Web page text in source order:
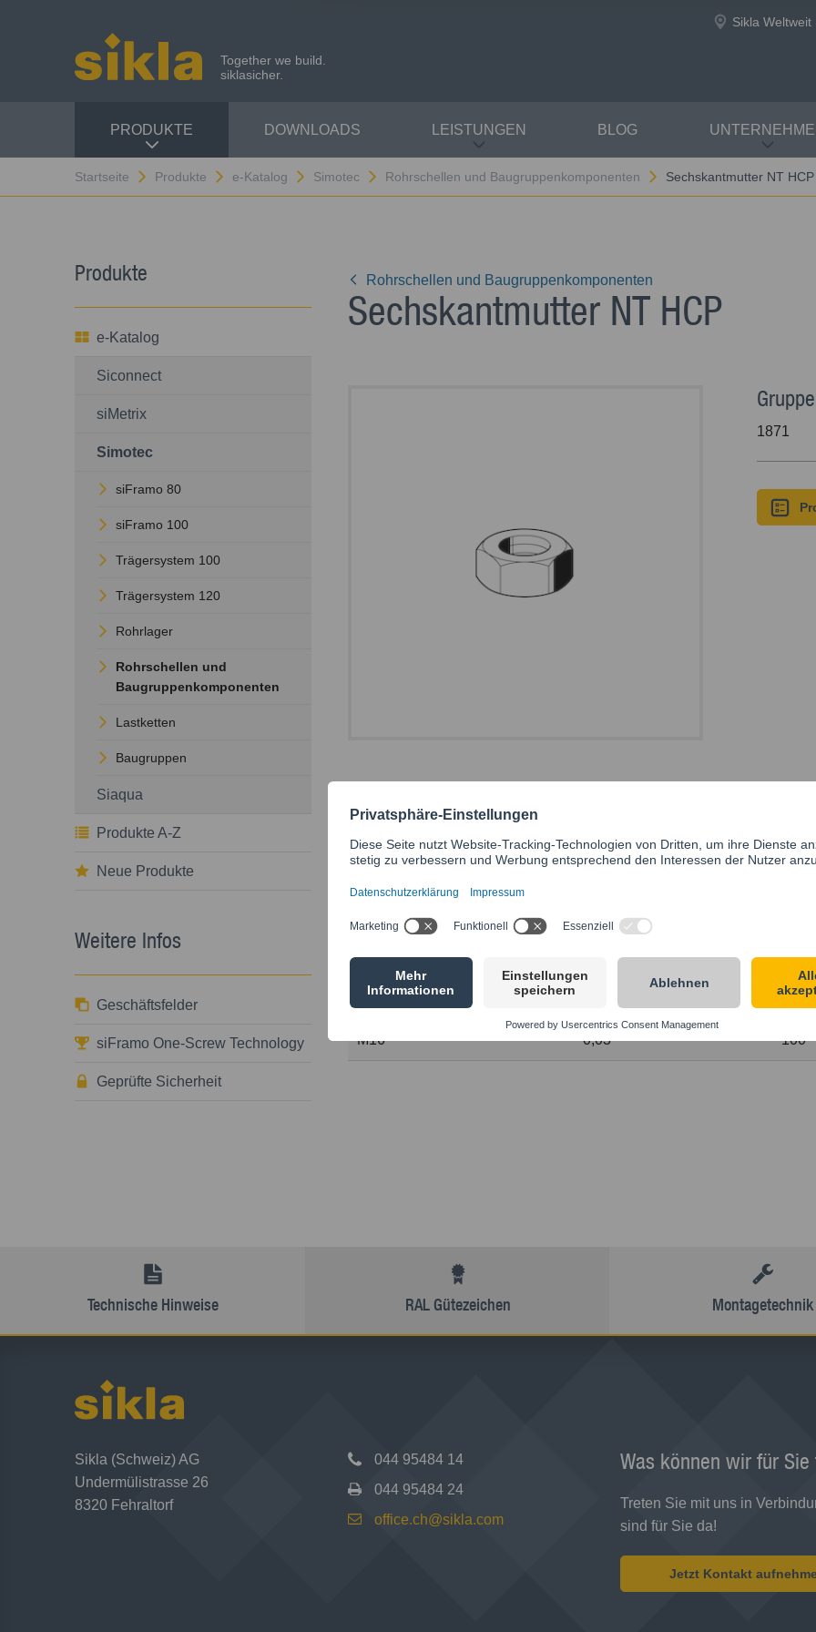
Together we build.
siklasicher.
Sikla Weltweit
PRODUKTE DOWNLOADS LEISTUNGEN BLOG
Startseite Produkte e-Katalog Simotec Rohrschellen und Baugruppenkomponenten Sechskantmutter NT HCP
Produkte
e-Katalog
Siconnect
siMetrix
Simotec
siFramo 80
siFramo 100
Trägersystem 100
Trägersystem 120
Rohrlager
Rohrschellen und
Baugruppenkomponenten
Lastketten
Baugruppen
Siaqua
Produkte A-Z
Neue Produkte
Weitere Infos
Geschäftsfelder
siFramo One-Screw Technology
Geprüfte Sicherheit
Rohrschellen und Baugruppenkomponenten
Sechskantmutter NT HCP
1871
Technische Daten
Material: Stahl Güteklasse 8, HCP
Typ
M10 100
M12 100
M16 0,03 100
Technische Hinweise RAL Gütezeichen Montagetechnik
Sikla (Schweiz) AG
Undermülistrasse 26
8320 Fehraltorf
044 95484 14
044 95484 24
office.ch@sikla.com
Was können wir für Sie
Treten Sie mit uns in
sind für Sie da!
Jetzt Kontakt